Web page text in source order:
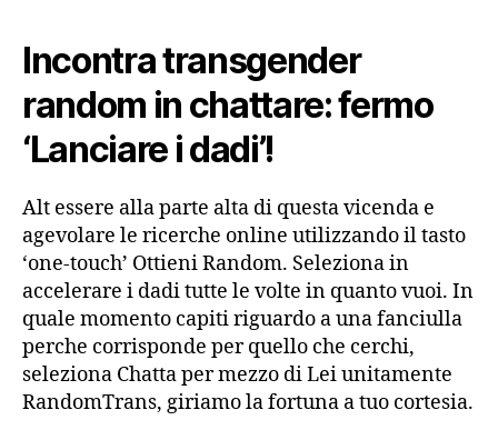
Incontra transgender
random in chattare: fermo
‘Lanciare i dadi’!
Alt essere alla parte alta di questa vicenda e
agevolare le ricerche online utilizzando il tasto
‘one-touch’ Ottieni Random. Seleziona in
accelerare i dadi tutte le volte in quanto vuoi. In
quale momento capiti riguardo a una fanciulla
perche corrisponde per quello che cerchi,
seleziona Chatta per mezzo di Lei unitamente
RandomTrans, giriamo la fortuna a tuo cortesia.